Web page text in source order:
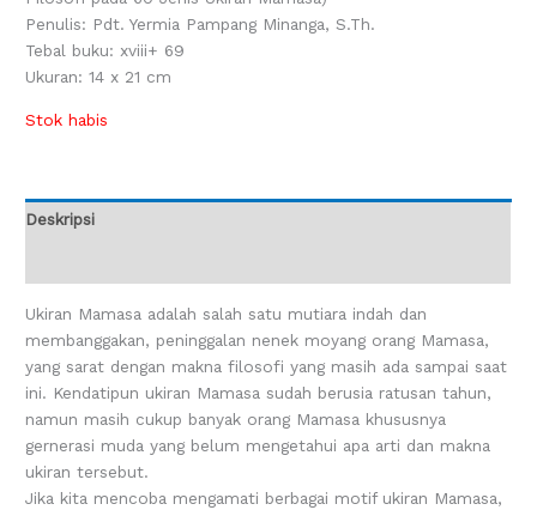
Penulis: Pdt. Yermia Pampang Minanga, S.Th.
Tebal buku: xviii+ 69
Ukuran: 14 x 21 cm
Stok habis
Deskripsi
Ukiran Mamasa adalah salah satu mutiara indah dan
membanggakan, peninggalan nenek moyang orang Mamasa,
yang sarat dengan makna filosofi yang masih ada sampai saat
ini. Kendatipun ukiran Mamasa sudah berusia ratusan tahun,
namun masih cukup banyak orang Mamasa khususnya
gernerasi muda yang belum mengetahui apa arti dan makna
ukiran tersebut.
Jika kita mencoba mengamati berbagai motif ukiran Mamasa,